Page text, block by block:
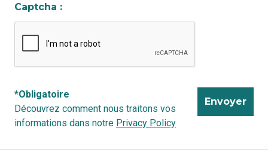
Captcha :
*Obligatoire
Découvrez comment nous traitons vos
informations dans notre Privacy Policy